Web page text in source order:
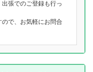
張でのご登録も行っ
で、お気軽にお問合